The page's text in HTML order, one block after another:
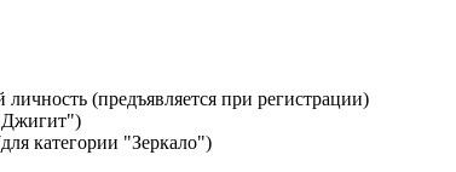
(предъявляется при регистрации)
категории "Зеркало")